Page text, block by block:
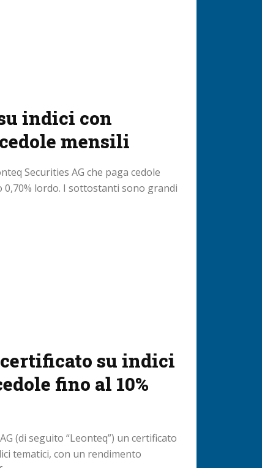
indici con
mensili
Securities AG che paga cedole
lordo. I sottostanti sono grandi
certificato su indici
fino al 10%
(di seguito “Leonteq”) un certificato
tematici, con un rendimento